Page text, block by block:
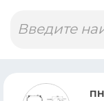
товаров